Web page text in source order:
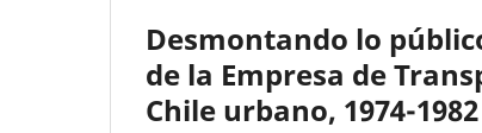
Desmontando lo
de la Empresa de
Chile urbano, 1974-1982